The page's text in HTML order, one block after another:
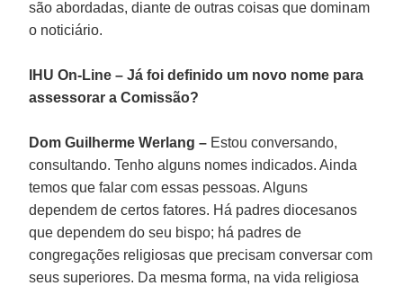
são abordadas, diante de outras coisas que dominam
o noticiário.
IHU On-Line – Já foi definido um novo nome para
assessorar a Comissão?
Dom Guilherme Werlang – Estou conversando,
consultando. Tenho alguns nomes indicados. Ainda
temos que falar com essas pessoas. Alguns
dependem de certos fatores. Há padres diocesanos
que dependem do seu bispo; há padres de
congregações religiosas que precisam conversar com
seus superiores. Da mesma forma, na vida religiosa